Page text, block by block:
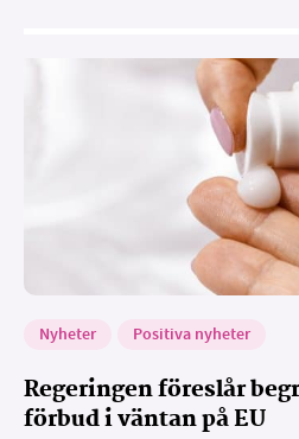
Nyheter Positiva nyheter
Regeringen föreslår
förbud i väntan på EU